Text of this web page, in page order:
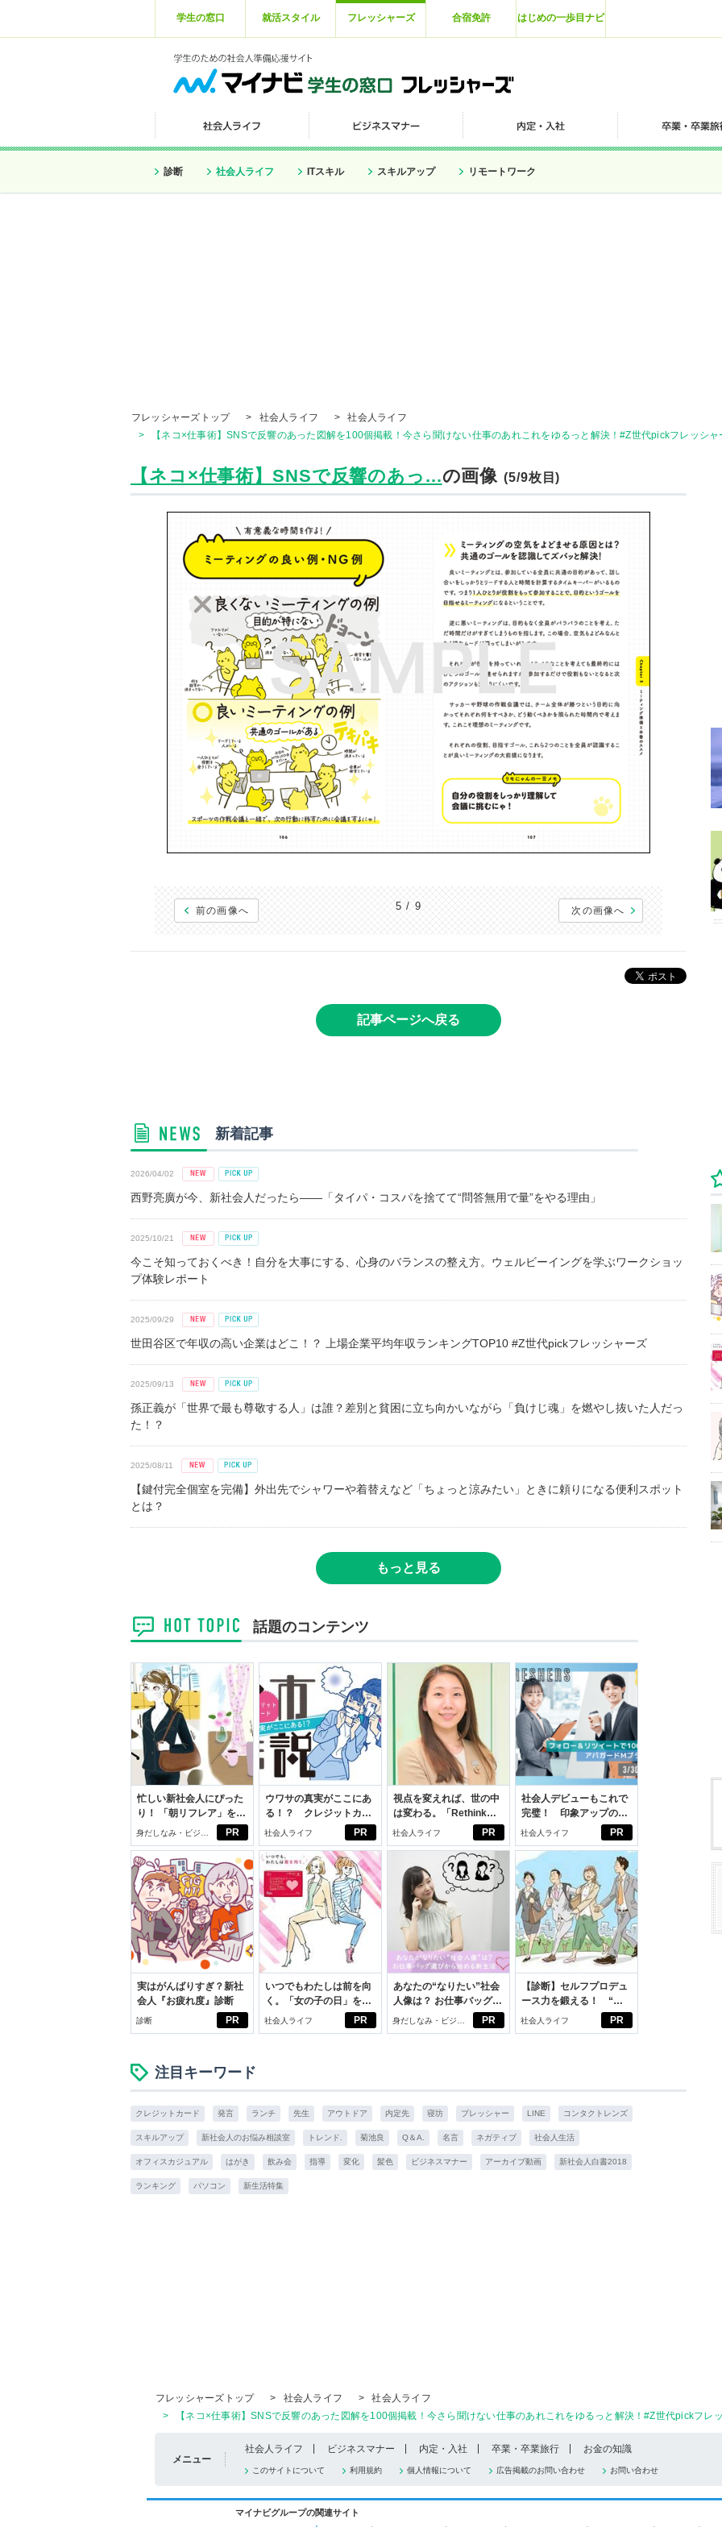
学生の窓口 就活スタイル フレッシャーズ 合宿免許 はじめの一歩目ナビ
診断 社会人ライフ ITスキル スキルアップ リモートワーク
フレッシャーズトップ > 社会人ライフ >
社会人ライフ
>
【ネコ×仕事術】SNSで反響のあった図解を100個掲載！今さら聞けない仕事のあれこれをゆるっと解決！#Z世代pickフレッシャ
【ネコ×仕事術】SNSで反響のあっ...の画像(5/9枚目)
前の画像へ 5 / 9 次の画像へ
記事ページへ戻る
新着記事
2026/04/02
西野亮廣が今、新社会人だったら――「タイパ・コスパを捨てて“問答無用で量”をやる理由」
2025/10/21
今こそ知っておくべき！自分を大事にする、心身のバランスの整え方。ウェルビーイングを学ぶワークショッ
プ体験レポート
2025/09/29
世田谷区で年収の高い企業はどこ！？ 上場企業平均年収ランキングTOP10 #Z世代pickフレッシャーズ
2025/09/13
孫正義が「世界で最も尊敬する人」は誰？差別と貧困に立ち向かいながら「負けじ魂」を燃やし抜いた人だっ
た！？
2025/08/11
【鍵付完全個室を完備】外出先でシャワーや着替えなど「ちょっと涼みたい」ときに頼りになる便利スポット
とは？
もっと見る
話題のコンテンツ
PR
忙しい新社会人にぴった
り！ 「朝リフレア」をは
じめよう。しっかりニオ
イケアして24時間快適。
身だしなみ・ビジネ
スアイテム
PR
ウワサの真実がここにあ
る！？ クレジットカー
ドの都市伝説
社会人ライフ PR
視点を変えれば、世の中
は変わる。「Rethink
PROJECT」がつたえた
社会人ライフ PR
社会人デビューもこれで
完璧！ 印象アップのセ
ルフプロデュース術
社会人ライフ
PR
実はがんばりすぎ？新社
会人『お疲れ度』診断
診断 PR
いつでもわたしは前を向
く。「女の子の日」を前
向きに♪社会人エリ・大
社会人ライフ PR
あなたの“なりたい”社会
人像は？ お仕事バッグ選
びから始める新生活
身だしなみ・ビジネ
スアイテム
PR
【診断】セルフプロデュ
ース力を鍛える！ “ジ
ブン観”診断
社会人ライフ
注目キーワード
クレジットカード 発言 ランチ 先生 アウトドア 内定先 寝坊 プレッシャー LINE コンタクトレンズ
スキルアップ 新社会人のお悩み相談室 トレンド. 菊池良 Q＆A. 名言 ネガティブ 社会人生活
オフィスカジュアル はがき 飲み会 指導 変化 髪色 ビジネスマナー アーカイブ動画 新社会人白書2018
ランキング パソコン 新生活特集
フレッシャーズトップ
> 社会人ライフ >
社会人ライフ
>
【ネコ×仕事術】SNSで反響のあった図解を100個掲載！今さら聞けない仕事のあれこれをゆるっと解決！#Z世代pickフレ
メニュー
社会人ライフ ビジネスマナー 内定・入社 卒業・卒業旅行 お金の知識
このサイトについて 利用規約 個人情報について 広告掲載のお問い合わせ お問い合わせ
マイナビグループの関連サイト